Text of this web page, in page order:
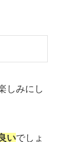
しみにし
いでしょ